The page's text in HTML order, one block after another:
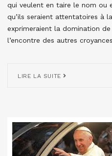
qui veulent en taire le nom ou
qu’ils seraient attentatoires à
exprimeraient la domination
l’encontre des autres
LIRE LA SUITE